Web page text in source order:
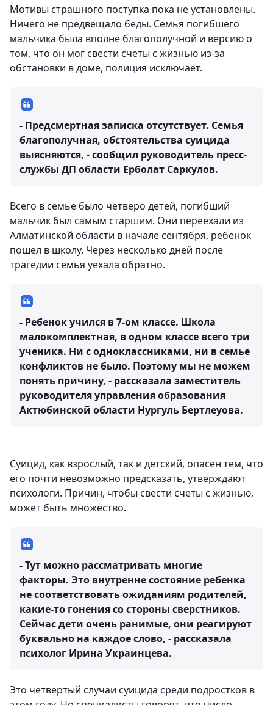
Мотивы страшного поступка пока не установлены.
Ничего не предвещало беды. Семья погибшего
мальчика была вполне благополучной и версию о
том, что он мог свести счеты с жизнью из-за
обстановки в доме, полиция исключает.
- Предсмертная записка отсутствует. Семья
благополучная, обстоятельства суицида
выясняются, - сообщил руководитель пресс-
службы ДП области Ерболат Саркулов.
Всего в семье было четверо детей, погибший
мальчик был самым старшим. Они переехали из
Алматинской области в начале сентября, ребенок
пошел в школу. Через несколько дней после
трагедии семья уехала обратно.
- Ребенок учился в 7-ом классе. Школа
малокомплектная, в одном классе всего три
ученика. Ни с одноклассниками, ни в семье
конфликтов не было. Поэтому мы не можем
понять причину, - рассказала заместитель
руководителя управления образования
Актюбинской области Нургуль Бертлеуова.
Суицид, как взрослый, так и детский, опасен тем, что
его почти невозможно предсказать, утверждают
психологи. Причин, чтобы свести счеты с жизнью,
может быть множество.
- Тут можно рассматривать многие
факторы. Это внутренне состояние ребенка
не соответствовать ожиданиям родителей,
какие-то гонения со стороны сверстников.
Сейчас дети очень ранимые, они реагируют
буквально на каждое слово, - рассказала
психолог Ирина Украинцева.
Это четвертый случаи суицида среди подростков в